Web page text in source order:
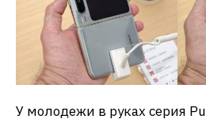
У молодежи в руках серия